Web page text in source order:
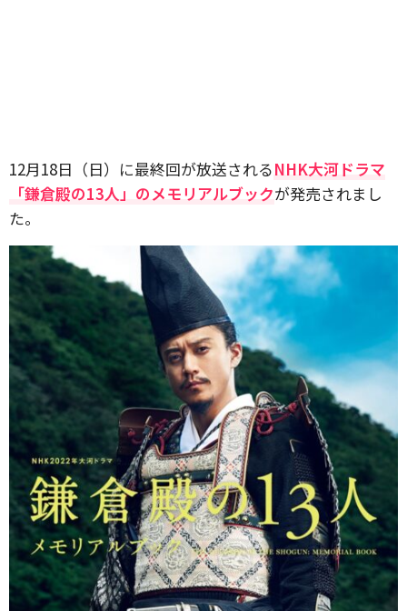
12月18日（日）に最終回が放送されるNHK大河ドラマ
「鎌倉殿の13人」のメモリアルブックが発売されまし
た。